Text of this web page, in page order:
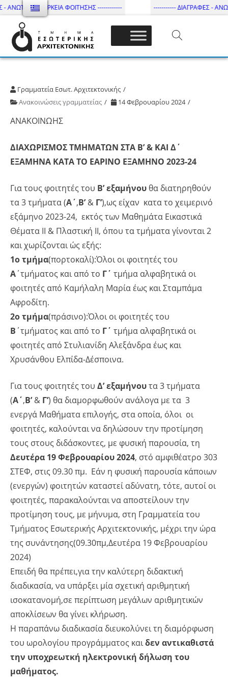
ΔΙΑΡΚΕΙΑ ΦΟΙΤΗΣΗΣ ------------ ----------- ΔΙΑΓΡΑΦΕΣ -
Τμήμα Εσωτ. Αρχιτεκτονικής – ΔΙ.ΠΑ.Ε
Γραμματεία Εσωτ. Αρχιτεκτονικής
Ανακοινώσεις γραμματείας
14 Φεβρουαρίου 2024
ΑΝΑΚΟΙΝΩΗΣ
ΔΙΑΧΩΡΙΣΜΟΣ ΤΜΗΜΑΤΩΝ ΣΤΑ Β’ & ΚΑΙ Δ΄
ΕΞΑΜΗΝΑ ΚΑΤΑ ΤΟ ΕΑΡΙΝΟ ΕΞΑΜΗΝΟ 2023-24
Για τους φοιτητές του Β’ εξαμήνου θα διατηρηθούν
τα 3 τμήματα (Α΄,Β’& Γ’),ως είχαν κατα το χειμερινό
εξάμηνο 2023-24, εκτός των Μαθημάτα Εικαστικά
Θέματα ΙΙ & Πλαστική ΙΙ, όπου τα τμήματα γίνονται 2
και χωρίζονται ώς εξής:
1ο τμήμα(πορτοκαλί):Όλοι οι φοιτητές του
Α΄τμήματος και από το Γ΄ τμήμα αλφαβητικά οι
φοιτητές από Καμήλαλη Μαρία έως και Σταμπάμα
Αφροδίτη.
2ο τμήμα(πράσινο):Όλοι οι φοιτητές του
Β ΄τμήματος και από το Γ΄ τμήμα αλφαβητικά οι
φοιτητές από Στυλιανίδη Αλεξάνδρα έως και
Χρυσάνθου Ελπίδα-Δέσποινα.
Για τους φοιτητές του Δ’ εξαμήνουτα 3 τμήματα
(Α΄,Β’& Γ’) θα διαμορφωθούν ανάλογα με τα 3
ενεργά Μαθήματα επιλογής, στα οποία, όλοι οι
φοιτητές, καλούνται να δηλώσουν την προτίμηση
τους στους διδάσκοντες, με φυσική παρουσία, τη
Δευτέρα 19 Φεβρουαρίου 2024, στό αμφιθέατρο 303
ΣΤΕΦ, στις 09.30 πμ. Εάν η φυσική παρουσία κάποιων
(ενεργών) φοιτητών καταστεί αδύνατη, τότε, αυτοί οι
φοιτητές, παρακαλούνται να αποστείλουν την
προτίμηση τους, με μήνυμα, στη Γραμματεία του
Τμήματος Εσωτερικής Αρχιτεκτονικής, μέχρι την ώρα
της συνάντησης(09.30πμ,Δευτέρα 19 Φεβρουαρίου
2024)
Επειδή θα πρέπει,για την καλύτερη διδακτική
διαδικασία, να υπάρξει μία σχετική αριθμητική
ισοκατανομή,σε περίπτωση μεγάλων αριθμητικών
αποκλίσεων θα γίνει κλήρωση.
Η παραπάνω διαδικασία διευκολύνει τη διαμόρφωση
του ωρολογίου προγράμματος καιδεν αντικαθιστά
την υποχρεωτκή ηλεκτρονική δήλωση του
μαθήματος.